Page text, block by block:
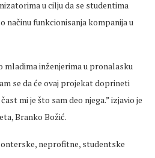
u cilju da se studentima
načinu funkcionisanja kompanija u
mladima inženjerima u pronalasku
se da će ovaj projekat doprineti
mi je što sam deo njega.” izjavio je
Branko Božić.
neprofitne, studentske